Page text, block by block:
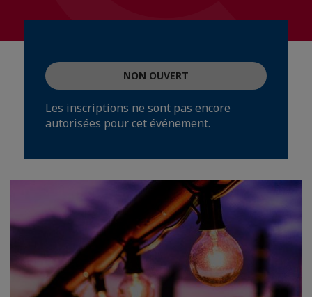
NON OUVERT
Les inscriptions ne sont pas encore
autorisées pour cet événement.